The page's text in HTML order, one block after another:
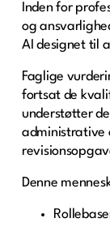
Inden for
og
AI designet til
Faglige
fortsat de
understøtter
administrative
Denne